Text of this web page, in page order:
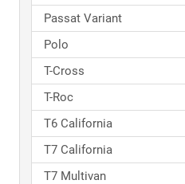
Passat Variant
Polo
T-Cross
T-Roc
T6 California
T7 California
T7 Multivan